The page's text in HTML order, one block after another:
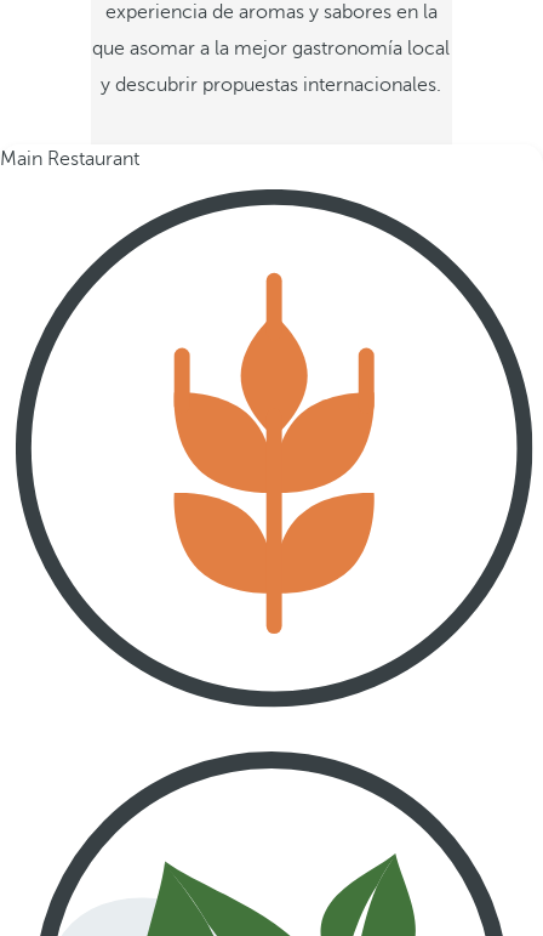
experiencia de aromas y sabores en la
que asomar a la mejor gastronomía local
y descubrir propuestas internacionales.
Main Restaurant